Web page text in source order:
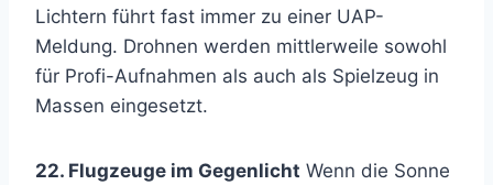
Lichtern führt fast immer zu einer UAP-
Meldung. Drohnen werden mittlerweile sowohl
für Profi-Aufnahmen als auch als Spielzeug in
Massen eingesetzt.
22. Flugzeuge im Gegenlicht Wenn die Sonne